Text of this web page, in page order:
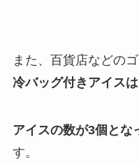
また、百貨店などの
冷バッグ付きアイスは
アイスの数が3個とな
す。